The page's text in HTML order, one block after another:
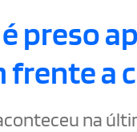
preso
frente a
na